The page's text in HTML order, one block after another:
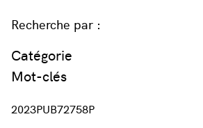
Recherche par :
Catégorie
Mot-clés
2023PUB72758P